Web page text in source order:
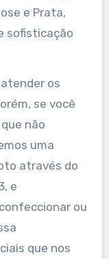
e Prata,
sofisticação
os
se você
não
uma
através do
e
ou
que nos